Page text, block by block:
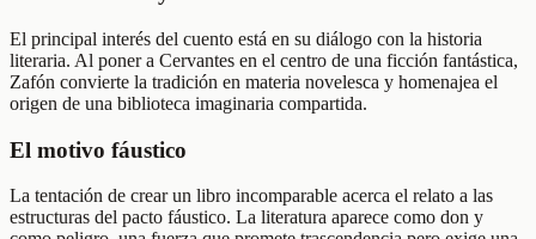
El principal interés del cuento está en su diálogo con la historia
literaria. Al poner a Cervantes en el centro de una ficción fantástica,
Zafón convierte la tradición en materia novelesca y homenajea el
origen de una biblioteca imaginaria compartida.
El motivo fáustico
La tentación de crear un libro incomparable acerca el relato a las
estructuras del pacto fáustico. La literatura aparece como don y